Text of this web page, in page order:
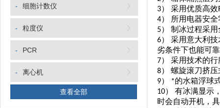
- 细胞计数仪
- 粒度仪
- PCR
- 离心机
查看全部
3） 采用优质高效
4） 所用电器安全
5） 制冰过程采
6） 采用意大利
劣条件下也能可
7） 采用技术的
8） 螺旋滚刀挤
9） *的水箱浮球
10） 有冰满显示
时会自动开机，